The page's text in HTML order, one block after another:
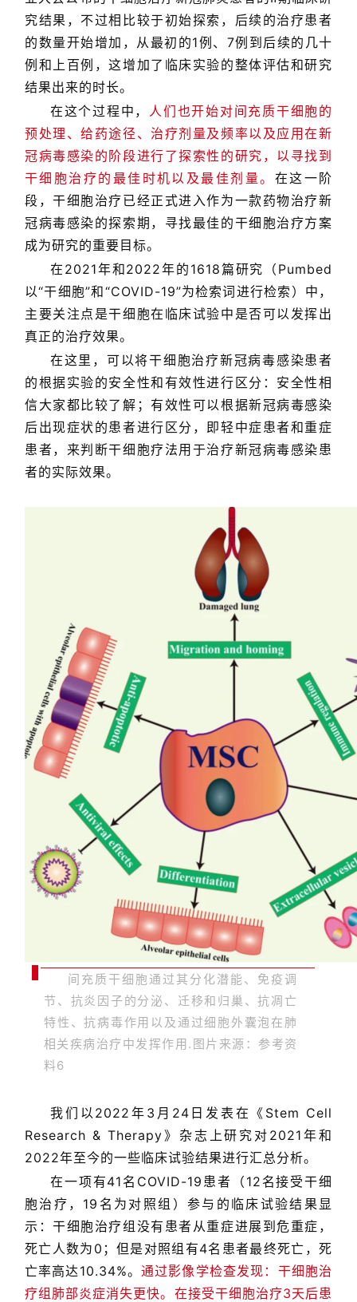
临
床
转
化
会
展
活
动
于
我
们
登录 注册
究结果，不过相比较于初始探索，后续的治疗患者
的数量开始增加，从最初的1例、7例到后续的几十
例和上百例，这增加了临床实验的整体评估和研究
结果出来的时长。
在这个过程中， 人们也开始对间充质干细胞的
预处理、给药途径、治疗剂量及频率以及应用在新
冠病毒感染的阶段进行了探索性的研究，以寻找到
干细胞治疗的最佳时机以及最佳剂量。 在这一阶
段，干细胞治疗已经正式进入作为一款药物治疗新
冠病毒感染的探索期，寻找最佳的干细胞治疗方案
成为研究的重要目标。
在2021年和2022年的1618篇研究（Pumbed
以“干细胞”和“COVID-19”为检索词进行检索）中，
主要关注点是干细胞在临床试验中是否可以发挥出
真正的治疗效果。
在这里，可以将干细胞治疗新冠病毒感染患者
的根据实验的安全性和有效性进行区分：安全性相
信大家都比较了解； 有效性可以根据新冠病毒感染
后出现症状的患者进行区分，即轻中症患者和重症
患者， 来判断干细胞疗法用于治疗新冠病毒感染患
者的实际效果。
间充质干细胞通过其分化潜能、免疫调
节、抗炎因子的分泌、迁移和归巢、抗凋亡
特性、抗病毒作用以及通过细胞外囊泡在肺
相关疾病治疗中发挥作用.图片来源：参考资
料6
我们以2022年3月24日发表在《Stem Cell
Research & Therapy》杂志上研究对2021年和
2022年至今的一些临床试验结果进行汇总分析。
在一项有41名COVID-19患者（12名接受干细
胞治疗，19名为对照组）参与的临床试验结果显
示：干细胞治疗组没有患者从重症进展到危重症，
死亡人数为0；但是对照组有4名患者最终死亡，死
亡率高达10.34%。 通过影像学检查发现：干细胞治
疗组肺部炎症消失更快。在接受干细胞治疗3天后患